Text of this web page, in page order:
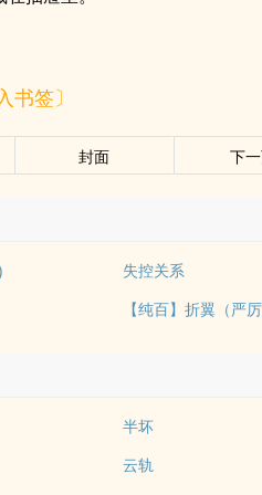
书签〕
封面 下
失控关系
半坏
云轨